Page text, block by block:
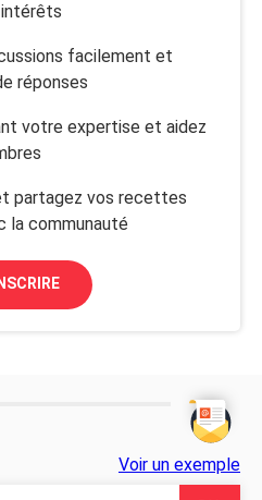
facilement et
réponses
votre expertise et aidez
partagez vos recettes
la communauté
Voir un exemple